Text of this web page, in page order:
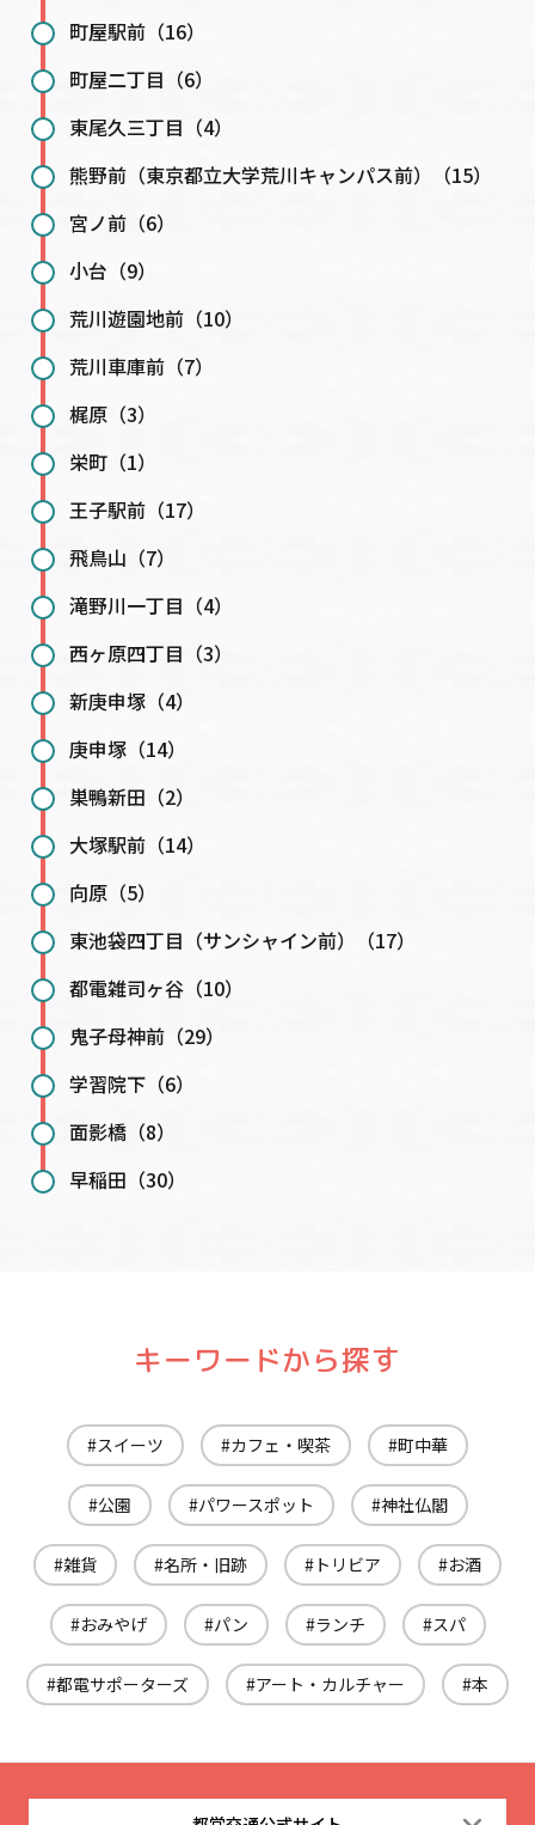
町屋駅前（16）
町屋二丁目（6）
東尾久三丁目（4）
熊野前（東京都立大学荒川キャンパス前）（15）
宮ノ前（6）
小台（9）
荒川遊園地前（10）
荒川車庫前（7）
梶原（3）
栄町（1）
王子駅前（17）
飛鳥山（7）
滝野川一丁目（4）
西ヶ原四丁目（3）
新庚申塚（4）
庚申塚（14）
巣鴨新田（2）
大塚駅前（14）
向原（5）
東池袋四丁目（サンシャイン前）（17）
都電雑司ヶ谷（10）
鬼子母神前（29）
学習院下（6）
面影橋（8）
早稲田（30）
キーワードから探す
スイーツ カフェ・喫茶 町中華
公園 パワースポット 神社仏閣
雑貨 名所・旧跡 トリビア お酒
おみやげ パン ランチ スパ
都電サポーターズ アート・カルチャー 本